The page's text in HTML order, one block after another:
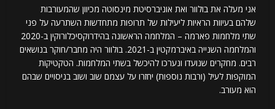
אני מעלה את בולוור ואת אוניברסיטת מינסוטה מכיוון שהמעורבות
שלהם בעיוות הראיות ליעילות של תרופות מתחדשות השתרעה על פני
שתי מלחמות פארמה – המלחמה הראשונה בהידרוקסיכלורוקין ב-2020
והמלחמה השנייה באיברמקטין ב-2021. בולוור היה מחבר/חוקר בנושאים
רבים. מחקרים שנועדו ונערכו להיכשל בשתי המלחמות. הטקטיקות
המוקפות לעיל (ורבות נוספות) יחזרו על עצמם שוב ושוב בניסויים שבהם
הוא מעורב.